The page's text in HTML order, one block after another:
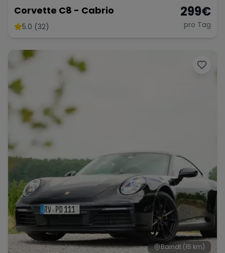
Corvette C8 - Cabrio
5.0 (32)
299€
pro Tag
Baindt (15 km)